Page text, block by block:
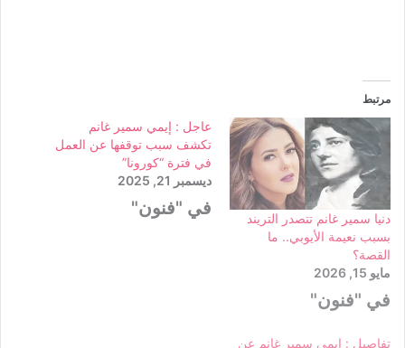
مرتبط
دنيا سمير غانم تتصدر التريند
بسبب نعيمة الأيوبي.. ما
القصة؟
مايو 15, 2026
في "فنون"
عاجل : إيمي سمير غانم
تكشف سبب توقفها عن العمل
في فترة “كورونا”
ديسمبر 21, 2025
في "فنون"
تفاصيل : إيمي سمير غانم عن